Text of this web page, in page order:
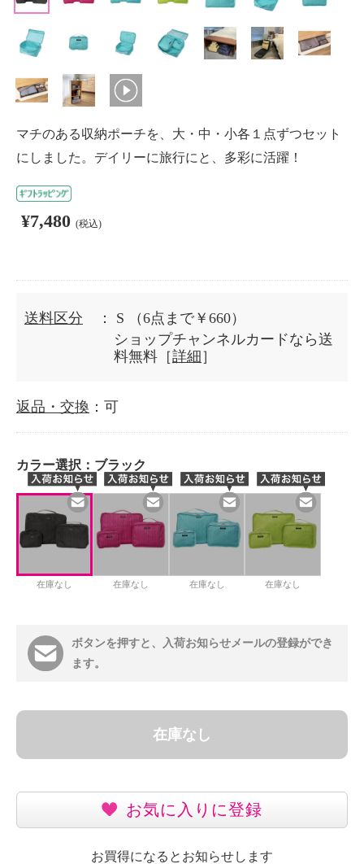
マチのある収納ポーチを、大・中・小各１点ずつセット
にしました。デイリーに旅行にと、多彩に活躍！
¥7,480 (税込)
送料区分 ： S
（6点まで￥660）
ショップチャンネルカードなら送
料無料［詳細 ］
返品・交換 ：可
カラー選択： ブラック
在庫なし 在庫なし 在庫なし 在庫なし
ボタンを押すと、入荷お知らせメールの登録ができ
ます。
在庫なし
お気に入りに登録
お買得になるとお知らせします